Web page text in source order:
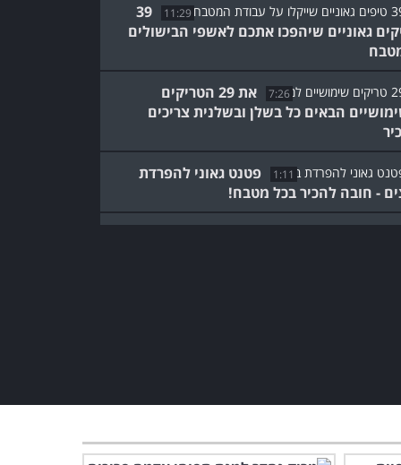
11:29
39
גאוניים שיהפכו אתכם לאשפי הבישולים
7:26
את 29 הטריקים
הבאים כל בשלן ובשלנית צריכים
1:11
פטנט גאוני להפרדת
- חובה להכיר בכל מטבח!
3:17
הטלפון הנייד? הסבר קל